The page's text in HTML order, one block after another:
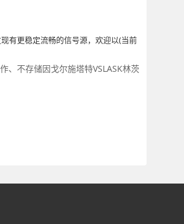
有更稳定流畅的信号源，欢迎以(当前
、不存储因戈尔施塔特VSLASK林茨